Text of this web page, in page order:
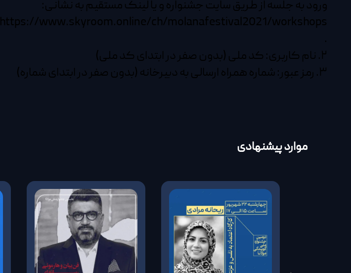
ورود به جلسه از طریق سایت جشنواره و یا لینک مستقیم به نشانی:
https://www.skyroom.online/ch/molanafestival2021/workshops
.
۲. نام کاربری: کد ملی (بدون صفر در ابتدای کد ملی)
۳. رمز عبور: شماره همراه ارسالی به دبیرخانه (بدون صفر در ابتدای شماره)
موارد پیشنهادی